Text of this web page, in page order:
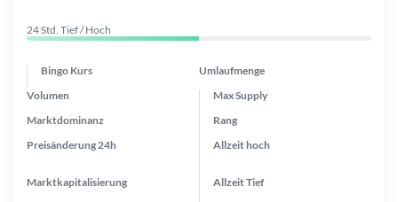
24 Std. Tief / Hoch
Bingo Kurs Umlaufmenge
Preisänderung 24h
Max Supply
Marktdominanz
Marktkapitalisierung
Volumen
Rang
Allzeithoch
AllzeitTief